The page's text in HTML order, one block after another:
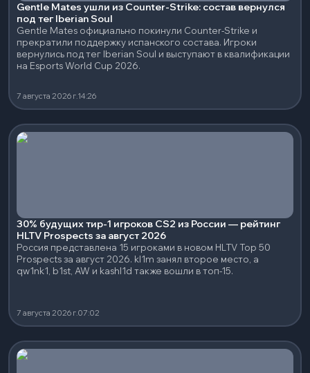
Gentle Mates ушли из Counter-Strike: состав вернулся
под тег Iberian Soul
Gentle Mates официально покинули Counter-Strike и
прекратили поддержку испанского состава. Игроки
вернулись под тег Iberian Soul и выступают в квалификации
на Esports World Cup 2026.
7 августа 2026 г.14:26
30% будущих тир-1 игроков CS2 из России — рейтинг
HLTV Prospects за август 2026
Россия представлена 15 игроками в новом HLTV Top 50
Prospects за август 2026. kl1m занял второе место, а
qw1nk1, b1st, AW и kashl1d также вошли в топ-15.
7 августа 2026 г.07:02